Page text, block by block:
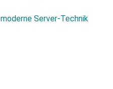
Server‑Technik